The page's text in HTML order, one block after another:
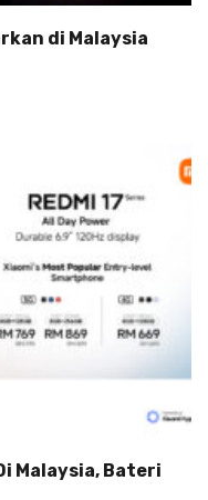
di Malaysia
Malaysia, Bateri